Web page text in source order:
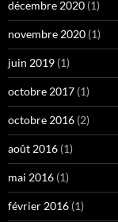
décembre 2020 (1)
novembre 2020 (1)
juin 2019 (1)
octobre 2017 (1)
octobre 2016 (2)
août 2016 (1)
mai 2016 (1)
février 2016 (1)